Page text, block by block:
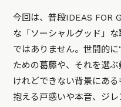
今回は、普段IDEAS FOR
な「ソーシャルグッド」
ではありません。世間的
ための葛藤や、それを選
けれどできない背景にあ
抱える戸惑いや本音、ジ